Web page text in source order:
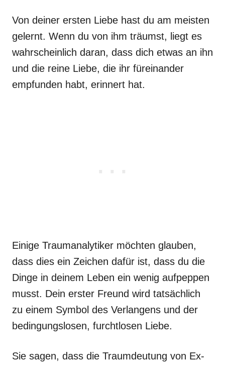
Von deiner ersten Liebe hast du am meisten
gelernt. Wenn du von ihm träumst, liegt es
wahrscheinlich daran, dass dich etwas an ihn
und die reine Liebe, die ihr füreinander
empfunden habt, erinnert hat.
Einige Traumanalytiker möchten glauben,
dass dies ein Zeichen dafür ist, dass du die
Dinge in deinem Leben ein wenig aufpeppen
musst. Dein erster Freund wird tatsächlich
zu einem Symbol des Verlangens und der
bedingungslosen, furchtlosen Liebe.
Sie sagen, dass die Traumdeutung von Ex-